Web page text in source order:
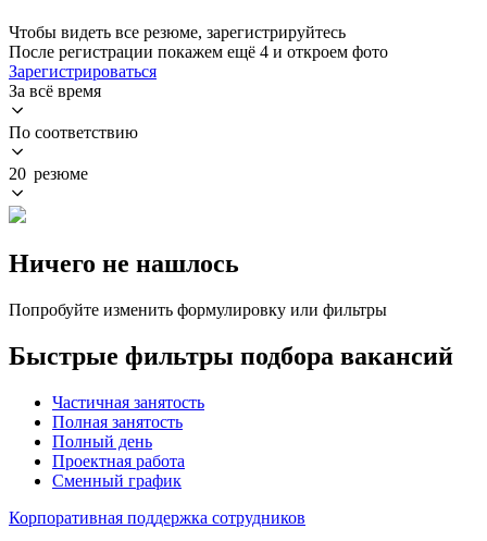
Чтобы видеть все резюме, зарегистрируйтесь
После регистрации покажем ещё 4 и откроем фото
Зарегистрироваться
За всё время
По соответствию
20 резюме
Ничего не нашлось
Попробуйте изменить формулировку или фильтры
Быстрые фильтры подбора вакансий
Частичная занятость
Полная занятость
Полный день
Проектная работа
Сменный график
Корпоративная поддержка сотрудников